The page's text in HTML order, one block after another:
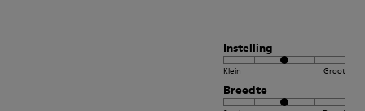
Instelling
Klein Groot
Breedte